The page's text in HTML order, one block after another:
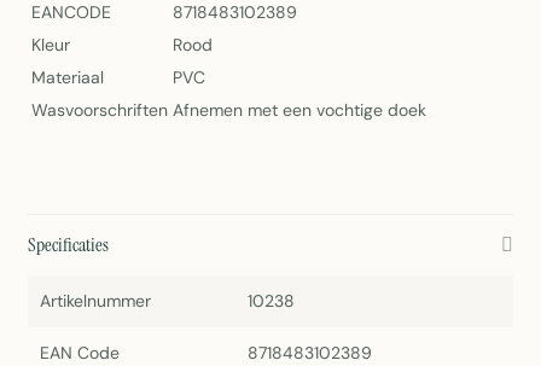
EANCODE
8718483102389
Kleur
Rood
Materiaal
PVC
Wasvoorschriften Afnemen met een vochtige doek
Specificaties
Artikelnummer 10238
EAN Code 8718483102389